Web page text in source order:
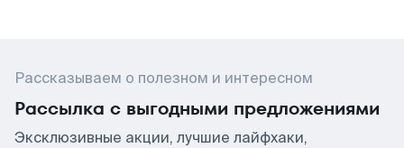
Рассказываем о полезном и интересном
Рассылка с выгодными предложениями
Эксклюзивные акции, лучшие лайфхаки,